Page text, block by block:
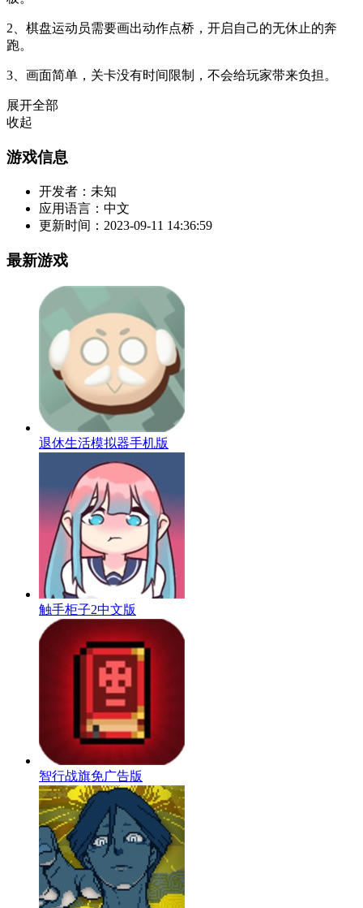
2、棋盘运动员需要画出动作点桥，开启自己的无休止的奔
跑。
3、画面简单，关卡没有时间限制，不会给玩家带来负担。
展开全部
收起
游戏信息
开发者： 未知
应用语言： 中文
更新时间： 2023-09-11 14:36:59
最新游戏
退休生活模拟器手机版
触手柜子2中文版
智行战旗免广告版